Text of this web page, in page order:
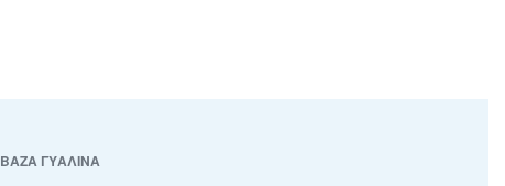
ΒΑΖΑ ΓΥΑΛΙΝΑ